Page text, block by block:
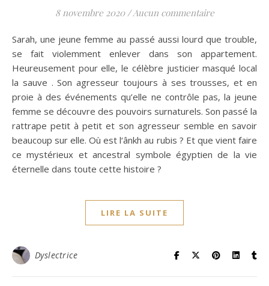
8 novembre 2020 / Aucun commentaire
Sarah, une jeune femme au passé aussi lourd que trouble,
se fait violemment enlever dans son appartement.
Heureusement pour elle, le célèbre justicier masqué local
la sauve . Son agresseur toujours à ses trousses, et en
proie à des événements qu’elle ne contrôle pas, la jeune
femme se découvre des pouvoirs surnaturels. Son passé la
rattrape petit à petit et son agresseur semble en savoir
beaucoup sur elle. Où est l‘ânkh au rubis ? Et que vient faire
ce mystérieux et ancestral symbole égyptien de la vie
éternelle dans toute cette histoire ?
LIRE LA SUITE
Dyslectrice